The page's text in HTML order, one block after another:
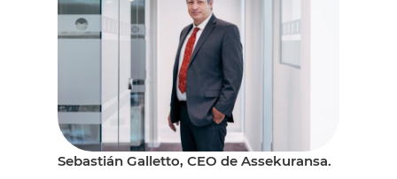
Sebastián Galletto, CEO de Assekuransa.